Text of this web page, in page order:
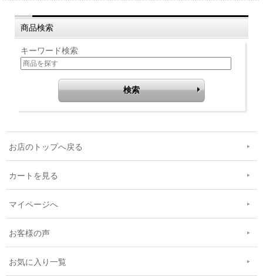
商品検索
キーワード検索
お店のトップへ戻る
カートを見る
マイページへ
お客様の声
お気に入り一覧